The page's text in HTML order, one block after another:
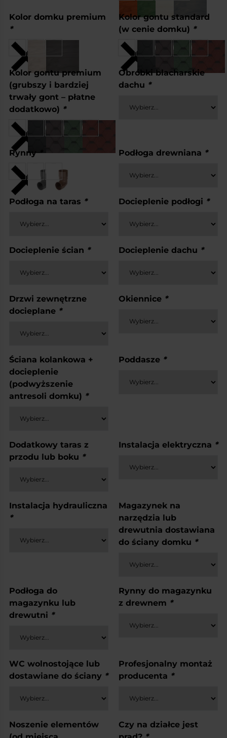
Kolor domku premium
*
Kolor gontu standard
(w cenie domku) *
Kolor gontu premium
(grubszy i bardziej
trwały gont – płatne
dodatkowo) *
Obróbki blacharskie
dachu *
Rynny* Podłoga drewniana *
Podłoga na taras * Docieplenie podłogi *
Docieplenie ścian * Docieplenie dachu *
Drzwi zewnętrzne
docieplane *
Okiennice *
Ściana kolankowa +
docieplenie
(podwyższenie
antresoli domku) *
Poddasze *
Dodatkowy taras z
przodu lub boku *
Instalacja elektryczna *
Instalacja hydrauliczna
*
Magazynek na
narzędzia lub
drewutnia dostawiana
do ściany domku *
Podłoga do
magazynku lub
drewutni *
Rynny do magazynku
z drewnem *
WC wolnostojące lub
dostawiane do ściany *
Profesjonalny montaż
producenta *
Noszenie elementów
Czy na działce jest